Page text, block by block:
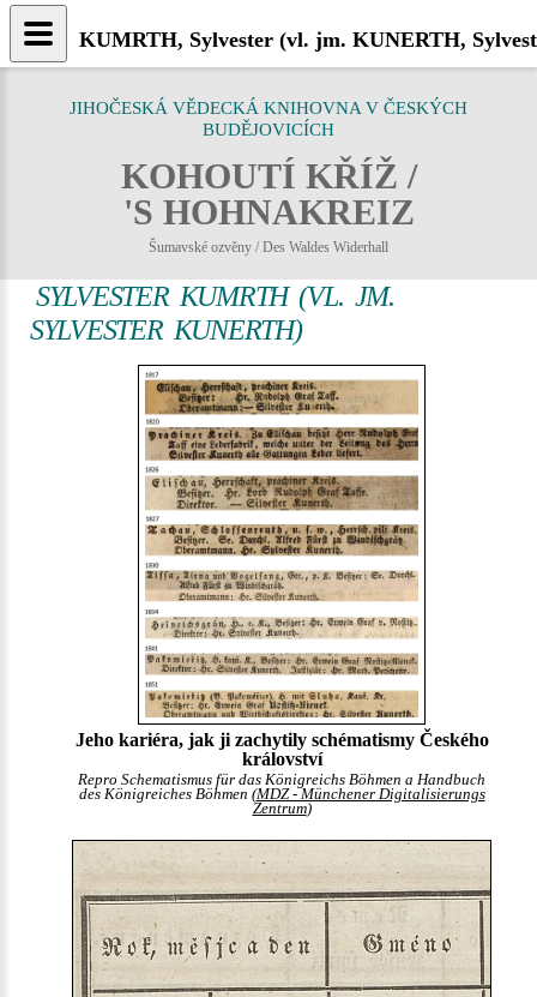
JIHOČESKÁ VĚDECKÁ KNIHOVNA V ČESKÝCH
BUDĚJOVICÍCH
KOHOUTÍ KŘÍŽ /
'S HOHNAKREIZ
Šumavské ozvěny / Des Waldes Widerhall
SYLVESTER KUMRTH (VL. JM.
SYLVESTER KUNERTH)
Jeho kariéra, jak ji zachytily schématismy Českého
království
Repro Schematismus für das Königreichs Böhmen a Handbuch
des Königreiches Böhmen (MDZ - Münchener Digitalisierungs
Zentrum)
KUMRTH, Sylvester (vl. jm. KUNERTH,